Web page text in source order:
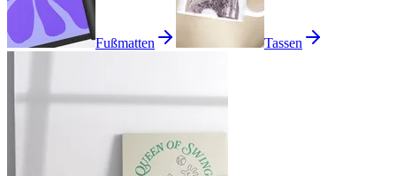
Fußmatten Tassen